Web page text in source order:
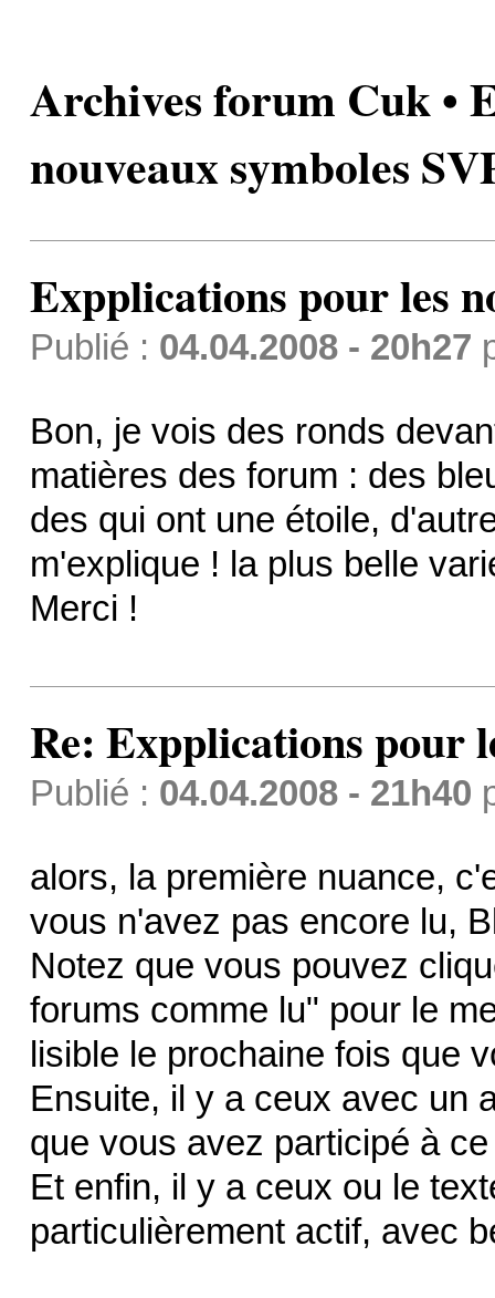
Archives forum Cuk •
nouveaux symboles
Expplications pour les
Publié : 04.04.2008 - 20h27
Bon, je vois des ronds
matières des forum : des
des qui ont une étoile,
m'explique ! la plus belle
Merci !
Re: Expplications pour
Publié : 04.04.2008 - 21h40
alors, la première nuance,
vous n'avez pas encore lu,
Notez que vous pouvez
forums comme lu" pour le
lisible le prochaine fois que
Ensuite, il y a ceux avec un
que vous avez participé à
Et enfin, il y a ceux ou le
particulièrement actif, avec